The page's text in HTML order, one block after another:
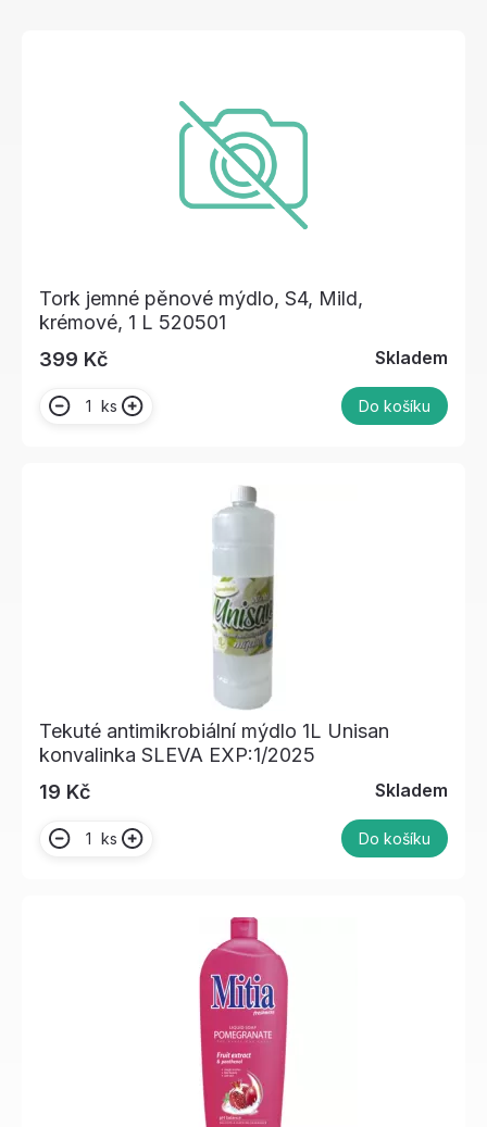
Tork jemné pěnové mýdlo, S4, Mild,
krémové, 1 L 520501
399 Kč
Skladem
ks Do košíku
Tekuté antimikrobiální mýdlo 1L Unisan
konvalinka SLEVA EXP:1/2025
19 Kč
Skladem
ks Do košíku